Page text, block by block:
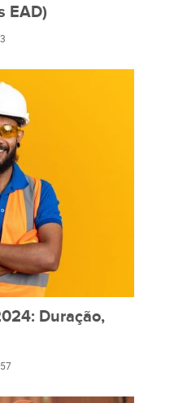
EAD)
Duração,